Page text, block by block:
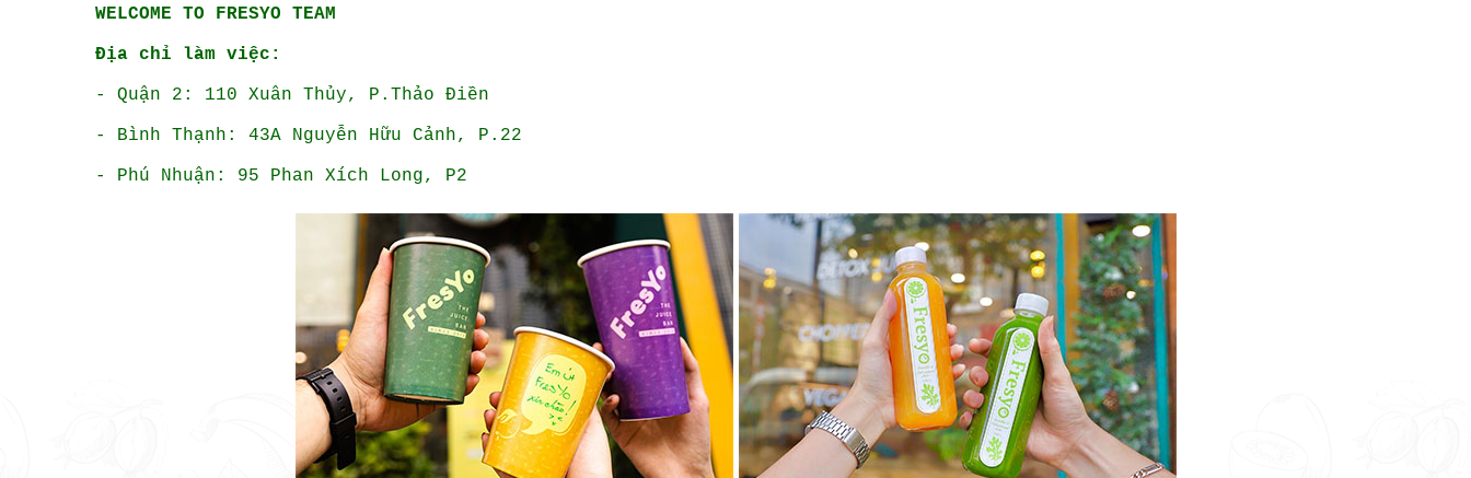
WELCOME TO FRESYO TEAM
Địa chỉ làm việc:
- Quận 2: 110 Xuân Thủy, P.Thảo Điền
- Bình Thạnh: 43A Nguyễn Hữu Cảnh, P.22
- Phú Nhuận: 95 Phan Xích Long, P2